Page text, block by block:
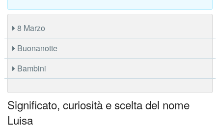
8 Marzo
Buonanotte
Bambini
Significato, curiosità e scelta del nome
Luisa